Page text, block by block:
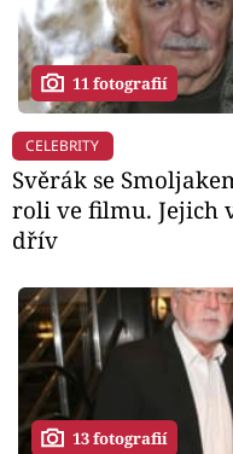
11 fotografií
CELEBRITY
Svěrák se
roli ve filmu. Jejich
dřív
13 fotografií